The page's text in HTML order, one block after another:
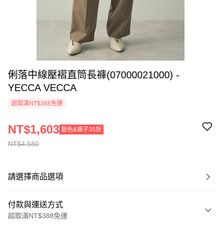
俐落中線壓褶直筒長褲(07000021000) -
YECCA VECCA
超取滿NT$388免運
NT$4,580
NT$1,603 藍色&褲子35折
請選擇商品選項
付款與運送方式
超取滿NT$388免運